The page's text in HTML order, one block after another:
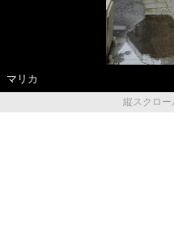
マリカ
縦スクロ